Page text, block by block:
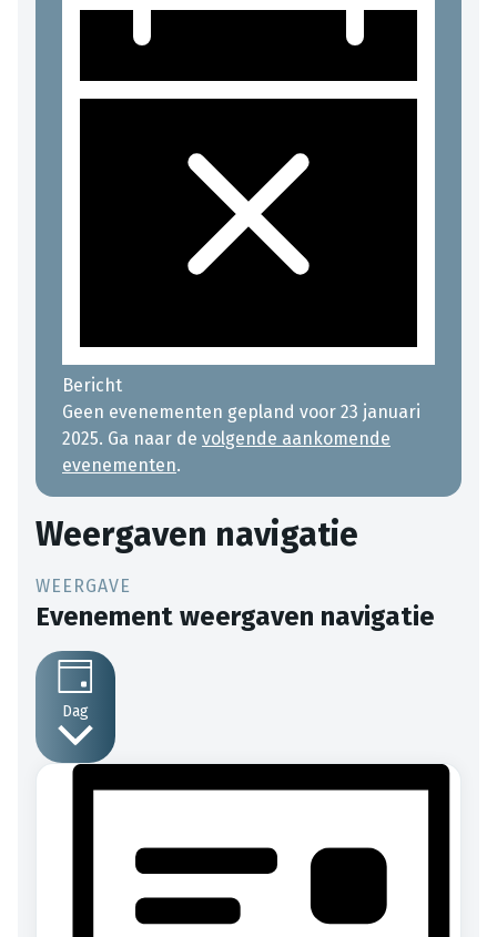
Bericht
Geen evenementen gepland voor 23 januari
2025. Ga naar de volgende aankomende
evenementen.
Weergaven navigatie
Evenement weergaven navigatie
Dag